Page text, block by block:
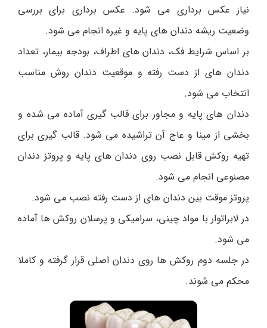
نیاز عکس برداری می شود. عکس برداری برای بررسی
وضعیت ریشه دندان های پایه و غیره انجام می شود.
بر اساس شرایط فک، دندان های اطراف، بودجه بیمار، تعداد
دندان های از دست رفته و موقعیت دندان روش مناسب
انتخاب می شود.
دندان های پایه و مجاور برای قالب گیری آماده می شده و
بخشی از مینا و عاج آن تراشیده می شود. قالب گیری برای
تهیه روکش قابل نصب روی دندان های پایه و پروتز دندان
مصنوعی انجام می شود.
پروتز موقت بین دندان های از دست رفته نصب می شود.
در لابراتوار با مواد چینی، سرامیکی و پرسلان روکش ها آماده
می شود.
در جلسه دوم روکش ها روی دندان اصلی قرار گرفته و کاملا
محکم می شوند.